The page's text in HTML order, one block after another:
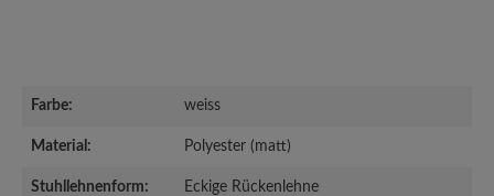
Farbe: weiss
Material: Polyester (matt)
Stuhllehnenform: Eckige Rückenlehne